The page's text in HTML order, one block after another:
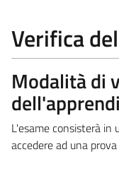
Verifica
Modalità di
L'esame consisterà
accedere ad una